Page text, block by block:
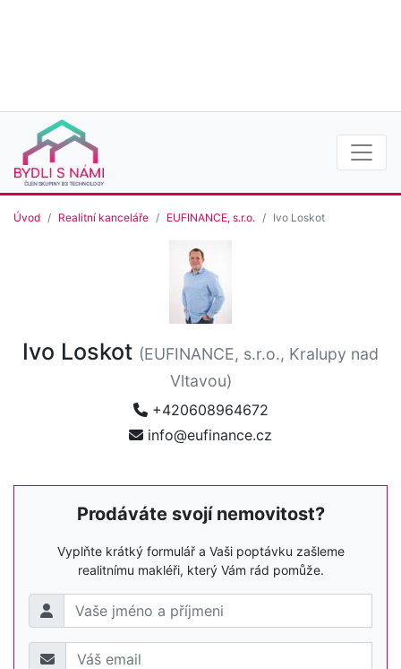
Úvod Realitní kanceláře EUFINANCE, s.r.o. Ivo Loskot
Ivo Loskot (EUFINANCE, s.r.o., Kralupy nad
Vltavou)
+420608964672
info@eufinance.cz
Prodáváte svojí nemovitost?
Vyplňte krátký formulář a Vaši poptávku zašleme
realitnímu makléři, který Vám rád pomůže.